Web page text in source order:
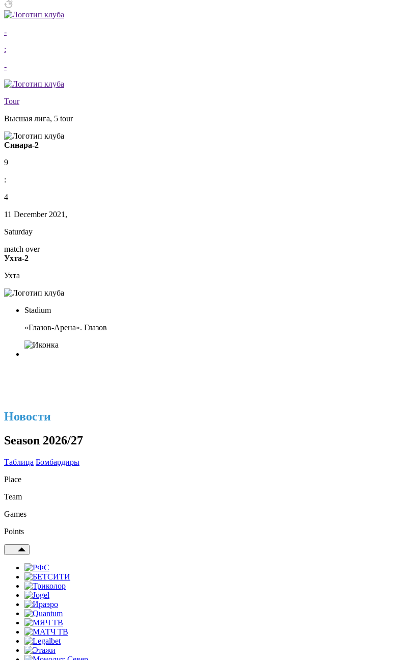
-
:
-
Tour
Высшая лига, 5 tour
Синара-2
9
:
4
11 December 2021,
Saturday
match over
Ухта-2
Ухта
Stadium
«Глазов-Арена». Глазов
Новости
Season 2026/27
Таблица Бомбардиры
Place
Team
Games
Points